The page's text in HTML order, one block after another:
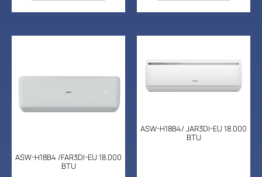
ASW-H18B4 /FAR3DI-EU 18.000
BTU
ASW-H18B4/ JAR3DI-EU 18.000
BTU